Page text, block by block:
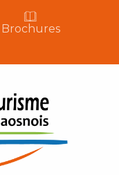
Brochures